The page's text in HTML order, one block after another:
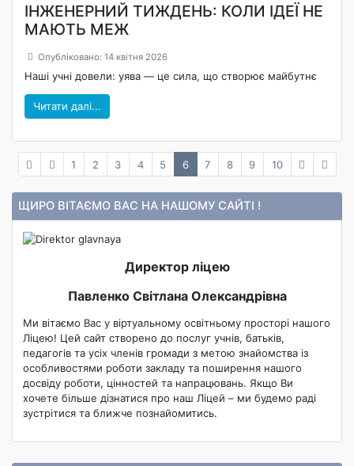
ЩИРО ВІТАЄМО ВАС НА НАШОМУ САЙТІ !
Директор ліцею
Павленко Світлана Олександрівна
Ми вітаємо Вас у віртуальному освітньому просторі нашого
Ліцею! Цей сайт створено до послуг учнів, батьків,
педагогів та усіх членів громади з метою знайомства із
особливостями роботи закладу та поширення нашого
досвіду роботи, цінностей та напрацювань. Якщо Ви
хочете більше дізнатися про наш Ліцей – ми будемо раді
зустрітися та ближче познайомитись.
ІНЖЕНЕРНИЙ ТИЖДЕНЬ: КОЛИ ІДЕЇ НЕ
МАЮТЬ МЕЖ
Опубліковано: 14 квітня 2026
Наші учні довели: уява — це сила, що створює майбутнє
Читати далі...
1 2 3 4 5 6 7 8 9 10